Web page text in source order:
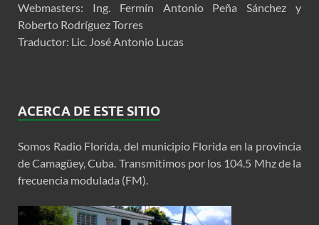
Webmasters: Ing. Fermín Antonio Peña Sánchez y
Roberto Rodríguez Torres
Traductor: Lic. José Antonio Lucas
ACERCA DE ESTE SITIO
Somos Radio Florida, del municipio Florida en la provincia
de Camagüey, Cuba. Transmitimos por los 104.5 Mhz de la
frecuencia modulada (FM).